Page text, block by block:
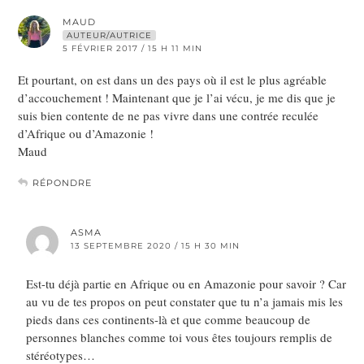
MAUD
AUTEUR/AUTRICE
5 FÉVRIER 2017 / 15 H 11 MIN
Et pourtant, on est dans un des pays où il est le plus agréable
d’accouchement ! Maintenant que je l’ai vécu, je me dis que je
suis bien contente de ne pas vivre dans une contrée reculée
d’Afrique ou d’Amazonie !
Maud
RÉPONDRE
ASMA
13 SEPTEMBRE 2020 / 15 H 30 MIN
Est-tu déjà partie en Afrique ou en Amazonie pour savoir ? Car
au vu de tes propos on peut constater que tu n’a jamais mis les
pieds dans ces continents-là et que comme beaucoup de
personnes blanches comme toi vous êtes toujours remplis de
stéréotypes…